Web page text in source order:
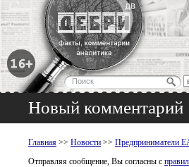
Новый комментарий
Главная >> Новости >> Предприниматели
Отправляя сообщение, Вы согласны с